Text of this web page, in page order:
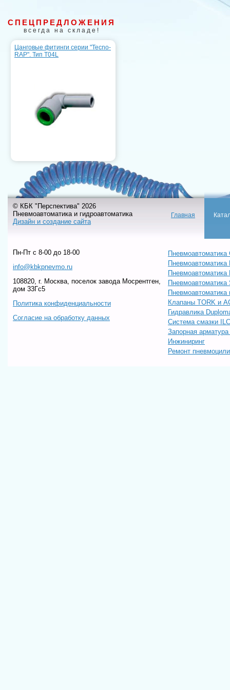
СПЕЦПРЕДЛОЖЕНИЯ
всегда на складе!
Цанговые фитинги серии "Tecno-
RAP". Тип T04L
© КБК "Перспектива" 2026
Пневмоавтоматика и гидроавтоматика
Дизайн и создание сайта
Главная
Пн-Пт c 8-00 до 18-00
info@kbkpnevmo.ru
108820, г. Москва, поселок завода Мосрентген,
дом 33Гс5
Политика конфиденциальности
Согласие на обработку данных
Пневмоавтоматика
Пневмоавтоматика
Пневмоавтоматика
Пневмоавтоматика
Клапаны TORK и
Гидравлика
Система смазки ILC
Запорная
Инжиниринг
Ремонт